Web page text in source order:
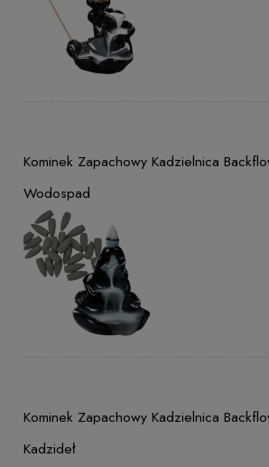
Kominek Zapachowy Kadzielnica
Wodospad
Kominek Zapachowy Kadzielnica
Kadzideł